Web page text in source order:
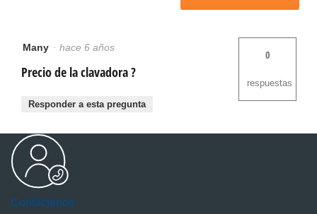
de
Many · hace 6 años
Precio de la clavadora ?
0
respuestas
Responder a esta pregunta
Contáctenos